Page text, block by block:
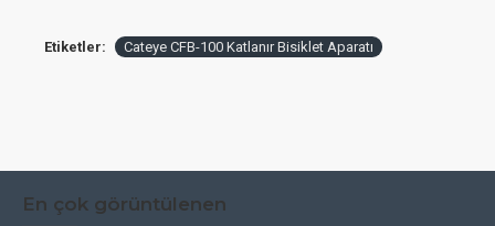
Etiketler: Cateye CFB-100 Katlanır Bisiklet Aparatı
En çok görüntülenen